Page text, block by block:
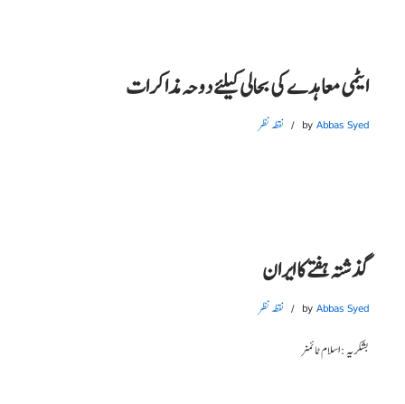
ایٹمی معاہدے کی بحالی کیلئے دوحہ مذاکرات
by Abbas Syed نقطہ نظر
گذشتہ ہفتے کا ایران
by Abbas Syed نقطہ نظر
بشکریہ : اسلام ٹائمز